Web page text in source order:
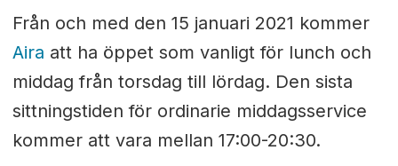
Från och med den 15 januari 2021 kommer
Aira att ha öppet som vanligt för lunch och
middag från torsdag till lördag. Den sista
sittningstiden för ordinarie middagsservice
kommer att vara mellan 17:00-20:30.